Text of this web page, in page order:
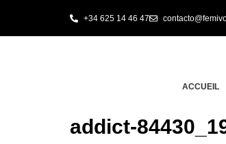
+34 625 14 46 47
ACCUEIL
addict-